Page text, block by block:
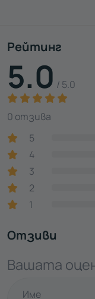
Рейтинг
5.0 / 5.0
0 отзива
5
4
3
2
1
Отзиви
Вашата
Име